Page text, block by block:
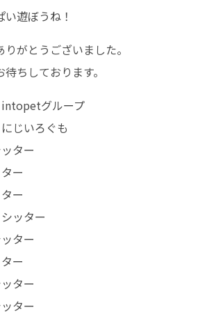
遊ぼうね！
がとうございました。
ちしております。
グループ
じいろぐも
ター
ー
ー
ッター
ター
ー
ター
ター